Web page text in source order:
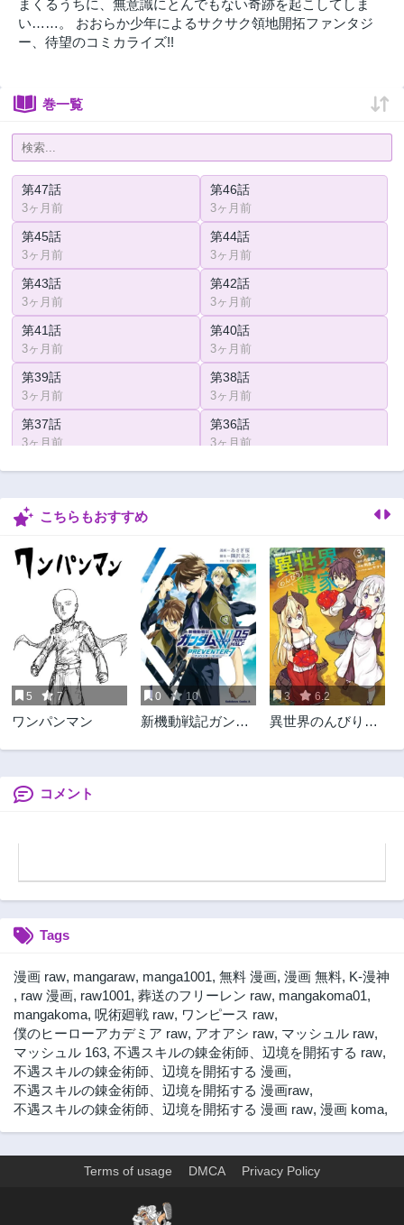
まくるうちに、無意識にとんでもない奇跡を起こしてしま
い……。 おおらか少年によるサクサク領地開拓ファンタジ
ー、待望のコミカライズ!!
巻一覧
第47話
3ヶ月前
第46話
3ヶ月前
第45話
3ヶ月前
第44話
3ヶ月前
第43話
3ヶ月前
第42話
3ヶ月前
第41話
3ヶ月前
第40話
3ヶ月前
第39話
3ヶ月前
第38話
3ヶ月前
第37話
3ヶ月前
第36話
3ヶ月前
第35話 第34話
第33話
第31話
3ヶ月前
第30話
3ヶ月前
第29話
3ヶ月前
第28話
3ヶ月前
第27話
3ヶ月前
第26話
3ヶ月前
第25話
2年前
第24話
2年前
第23話 第22話
第21話
第15話
第13話
2年前
第12話
2年前
第11話
2年前
第10話
2年前
第9話
2年前
第8話
2年前
第4話
こちらもおすすめ
5 7
ワンパンマン
0 10
新機動戦記ガンダ
PREVENTER-7
3 6.2
異世界のんびり農
コメント
Tags
漫画 raw, mangaraw, manga1001, 無料 漫画, 漫画 無料, K-漫神
, raw 漫画, raw1001, 葬送のフリーレン raw, mangakoma01,
mangakoma, 呪術廻戦 raw, ワンピース raw,
僕のヒーローアカデミア raw, アオアシ raw, マッシュル raw,
マッシュル 163, 不遇スキルの錬金術師、辺境を開拓する raw,
不遇スキルの錬金術師、辺境を開拓する 漫画,
不遇スキルの錬金術師、辺境を開拓する 漫画raw,
不遇スキルの錬金術師、辺境を開拓する 漫画 raw, 漫画 koma,
Terms of usage DMCA Privacy Policy